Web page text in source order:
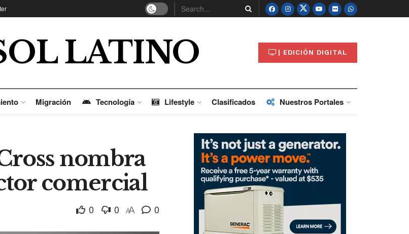
LATINO | EDICIÓN DIGITAL
Migración Tecnología Lifestyle Clasificados Nuestros Portales
nombra
comercial
0 0 AA 0